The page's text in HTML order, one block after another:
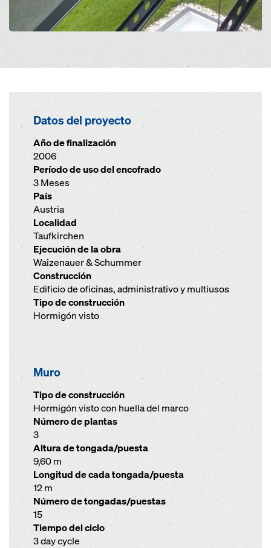
Datos del proyecto
Año de finalización
2006
Período de uso del encofrado
3 Meses
País
Austria
Localidad
Taufkirchen
Ejecución de la obra
Waizenauer & Schummer
Construcción
Edificio de oficinas, administrativo y multiusos
Tipo de construcción
Hormigón visto
Muro
Tipo de construcción
Hormigón visto con huella del marco
Número de plantas
3
Altura de tongada/puesta
9,60 m
Longitud de cada tongada/puesta
12 m
Número de tongadas/puestas
15
Tiempo del ciclo
3 day cycle